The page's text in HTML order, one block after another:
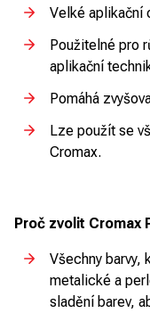
Velké aplikační
Použitelné pro
aplikační
Pomáhá
Lze použít se
Cromax.
Proč zvolit Cromax
Všechny barvy,
metalické a
sladění barev,